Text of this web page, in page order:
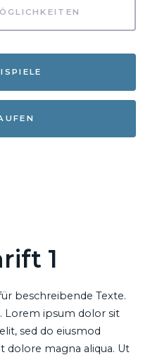
1
beschreibende Texte.
. Lorem ipsum dolor sit
sed do eiusmod
magna aliqua. Ut